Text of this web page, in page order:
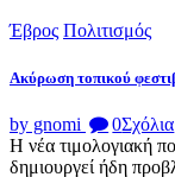
Έβρος Πολιτισμός
Ακύρωση τοπικού
by gnomi 0Σχόλια
Η νέα τιμολογιακή
δημιουργεί ήδη